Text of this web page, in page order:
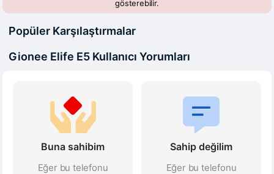
gösterebilir.
Popüler Karşılaştırmalar
Gionee Elife E5 Kullanıcı Yorumları
Buna sahibim
Eğer bu telefonu
Sahip değilim
Eğer bu telefonu